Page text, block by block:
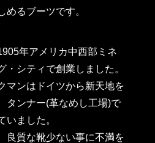
めるブーツです。
年アメリカ中西部ミネ
・シティで創業しました。
マンはドイツから新天地を
タンナー(革なめし工場)で
いました。
良質な靴少ない事に不満を